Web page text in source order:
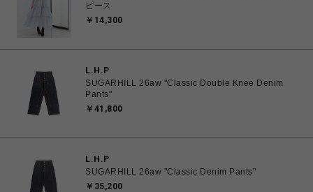
ピース
￥14,300
L.H.P
SUGARHILL 26aw "Classic Double Knee Denim
Pants"
￥41,800
L.H.P
SUGARHILL 26aw "Classic Denim Pants"
￥35,200